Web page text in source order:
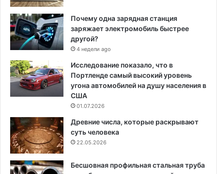
Почему одна зарядная станция
заряжает электромобиль быстрее
другой?
4 недели ago
Исследование показало, что в
Портленде самый высокий уровень
угона автомобилей на душу населения в
США
01.07.2026
Древние числа, которые раскрывают
суть человека
22.05.2026
Бесшовная профильная стальная труба